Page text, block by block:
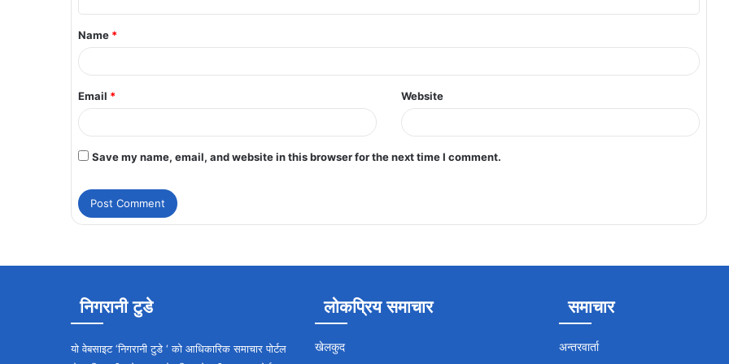
Name *
Email * Website
Save my name, email, and website in this browser for the next time I comment.
निगरानी टुडे
यो वेबसाइट ‘निगरानी टुडे ‘ को आधिकारिक समाचार पोर्टल
लोकप्रिय समाचार
खेलकुद
समाचार
अन्तरवार्ता